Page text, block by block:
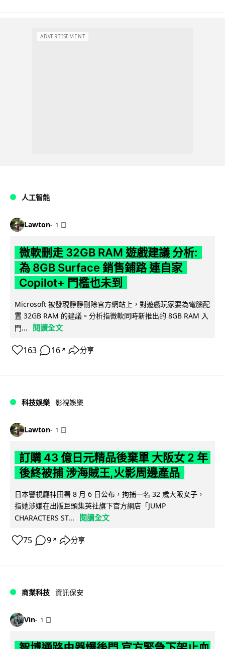
ADVERTISEMENT
人工智能
Lawton 1 日
微軟刪走 32GB RAM 遊戲建議 分析:
為 8GB Surface 銷售鋪路 連自家
Copilot+ 門檻也未到
Microsoft 被發現靜靜刪除官方網站上，對遊戲玩家要為電腦配
置 32GB RAM 的建議。分析指微軟同時新推出的 8GB RAM 入
門...
閱讀全文
163 16 ↗ 分享
科技娛樂 影視娛樂
Lawton 1 日
訂購 43 億日元精品後棄單 大阪女 2 年
後終被捕 涉海賊王,火影周邊產品
日本警視廳神田署 8 月 6 日公布，拘捕一名 32 歲大阪女子，
指她涉嫌在出版巨頭集英社旗下官方網店「JUMP
CHARACTERS ST...
閱讀全文
75 9 ↗ 分享
商業科技 資訊保安
Vin 1 日